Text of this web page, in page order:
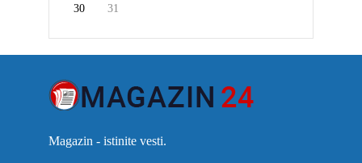
30 31
Magazin - istinite vesti.